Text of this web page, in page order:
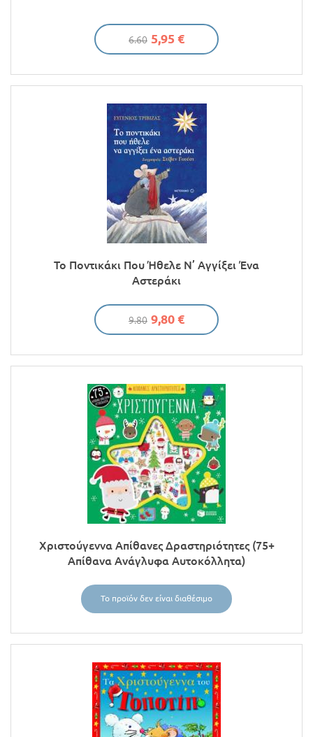
6.60 5,95 €
Το Ποντικάκι Που Ήθελε Ν’ Αγγίξει Ένα
Αστεράκι
9.80 9,80 €
Χριστούγεννα Απίθανες Δραστηριότητες (75+
Απίθανα Ανάγλυφα Αυτοκόλλητα)
Το προϊόν δεν είναι διαθέσιμο